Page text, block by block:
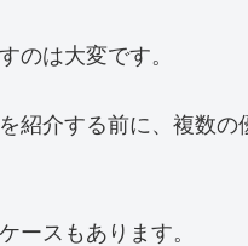
のは大変です。
紹介する前に、複数
ースもあります。